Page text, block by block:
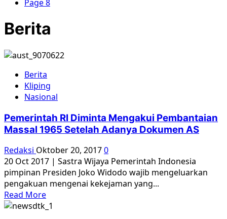
Page 8
Berita
Berita
Kliping
Nasional
Pemerintah RI Diminta Mengakui Pembantaian
Massal 1965 Setelah Adanya Dokumen AS
Redaksi Oktober 20, 20170
20 Oct 2017 | Sastra Wijaya Pemerintah Indonesia
pimpinan Presiden Joko Widodo wajib mengeluarkan
pengakuan mengenai kekejaman yang...
Read MoreRead
more